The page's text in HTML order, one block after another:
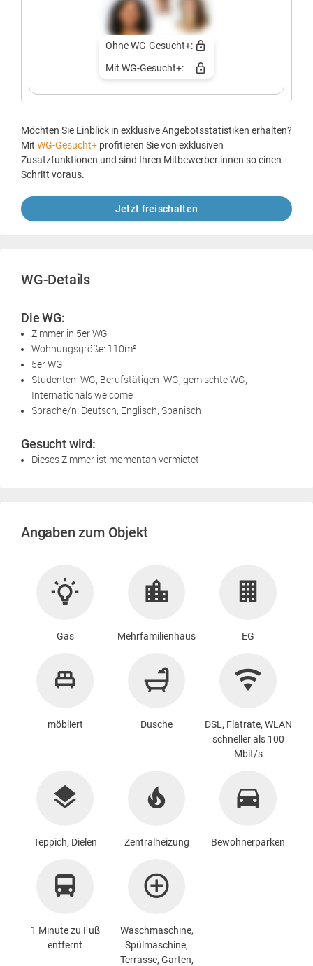
Ohne WG-Gesucht+:
Mit WG-Gesucht+:
Möchten Sie Einblick in exklusive Angebotsstatistiken erhalten?
Mit WG-Gesucht+ profitieren Sie von exklusiven
Zusatzfunktionen und sind Ihren Mitbewerber:innen so einen
Schritt voraus.
Jetzt freischalten
WG-Details
Die WG:
Zimmer in 5er WG
Wohnungsgröße: 110m²
5er WG
Studenten-WG, Berufstätigen-WG, gemischte WG,
Internationals welcome
Sprache/n: Deutsch, Englisch, Spanisch
Gesucht wird:
Dieses Zimmer ist momentan vermietet
Angaben zum Objekt
Gas Mehrfamilienhaus EG
möbliert Dusche
DSL, Flatrate, WLAN
schneller als 100
Mbit/s
Teppich, Dielen Zentralheizung Bewohnerparken
1 Minute zu Fuß
entfernt
Waschmaschine,
Spülmaschine,
Terrasse, Garten,